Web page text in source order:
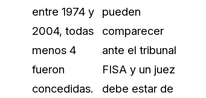
Historias sobre cómo nuestros
utilizan CaseGuard studio a diario
Más información sobre
misión
entre 1974 y
2004, todas
menos 4
fueron
concedidas.
pueden
comparecer
ante el tribunal
FISA y un juez
debe estar de